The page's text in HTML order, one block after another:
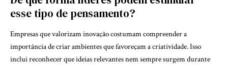
esse tipo de pensamento?
Empresas que valorizam inovação costumam compreender a
importância de criar ambientes que favoreçam a criatividade. Isso
inclui reconhecer que ideias relevantes nem sempre surgem durante